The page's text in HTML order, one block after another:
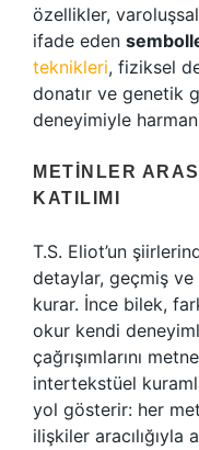
özellikler,
ifade eden
teknikleri, fiziksel
donatır ve genetik
deneyimiyle
METINLER
KATILIMI
T.S. Eliot’un
detaylar, geçmiş ve
kurar. İnce bilek,
okur kendi
çağrışımlarını
intertekstüel
yol gösterir: her
ilişkiler aracılığıyla